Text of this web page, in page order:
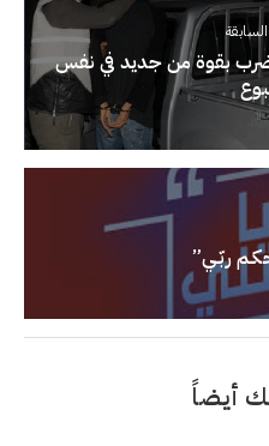
يضرب بقوة من جديد في نفس
ربّـي”
أيضاً